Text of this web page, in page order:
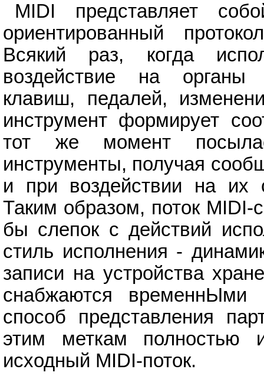
MIDI представляет
ориентированный
Всякий раз, когда
воздействие на органы
клавиш, педалей,
инструмент формирует
тот же момент
инструменты, получая
и при воздействии на их
Таким образом, поток MIDI-
бы слепок с действий
стиль исполнения -
записи на устройства
снабжаются временнЫми
способ представления
этим меткам полностью и
исходный MIDI-поток.